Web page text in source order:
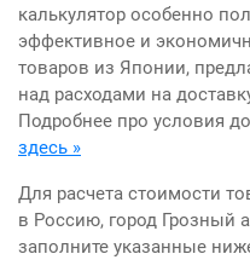
калькулятор особенно
эффективное и
товаров из Японии,
над расходами на
Подробнее про условия
здесь »
Для расчета стоимости
в Россию, город Грозный
заполните указанные